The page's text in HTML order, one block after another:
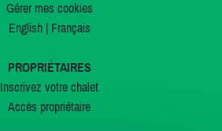
Gérer mes cookies
English| Français
PROPRIÉTAIRES
Inscrivez votre chalet
Accès propriétaire